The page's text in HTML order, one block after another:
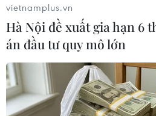
vietnamplus.vn
Hà Nội đề xuất gia hạn 6
án đầu tư quy mô lớn